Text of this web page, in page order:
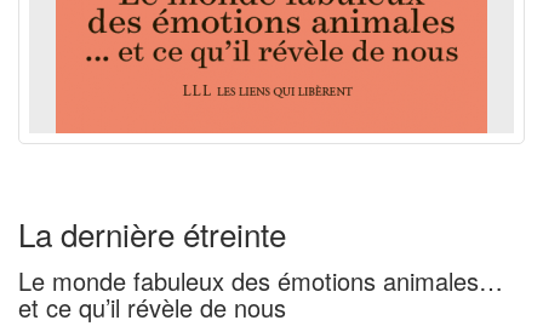
La dernière étreinte
Le monde fabuleux des émotions animales…
et ce qu’il révèle de nous